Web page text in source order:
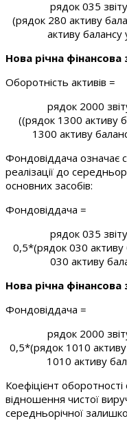
рядок 035
(рядок 280 активу
активу
Нова річна фінансова
Оборотність активів =
рядок 2000
((рядок 1300 активу
1300 активу
Фондовіддача означає
реалізації до
основних засобів:
Фондовіддача =
рядок 035
0,5*(рядок 030 активу
030 активу
Нова річна фінансова
Фондовіддача =
рядок 2000
0,5*(рядок 1010
1010 активу
Коефіцієнт
відношення чистої
середньорічної